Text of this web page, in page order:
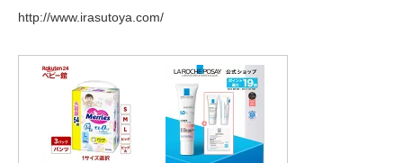
http://www.irasutoya.com/